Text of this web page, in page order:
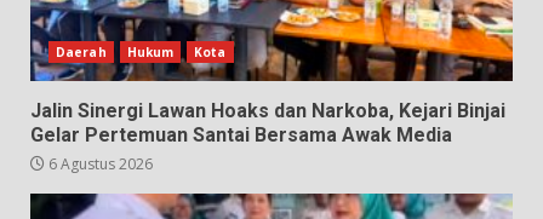
Daerah Hukum Kota
Jalin Sinergi Lawan Hoaks dan Narkoba, Kejari Binjai
Gelar Pertemuan Santai Bersama Awak Media
6 Agustus 2026